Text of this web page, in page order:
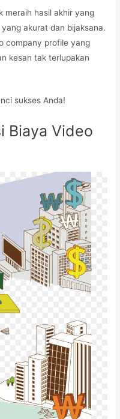
meraih hasil akhir yang
akurat dan bijaksana.
company profile yang
kesan tak terlupakan
sukses Anda!
Biaya Video